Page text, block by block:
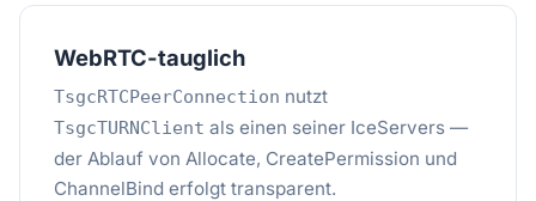
WebRTC-tauglich
TsgcRTCPeerConnection nutzt
TsgcTURNClient als einen seiner IceServers —
der Ablauf von Allocate, CreatePermission und
ChannelBind erfolgt transparent.